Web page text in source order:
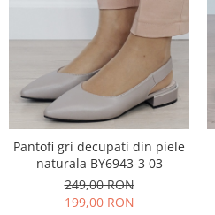
Pantofi gri decupati din piele
naturala BY6943-3 03
249,00 RON
199,00 RON